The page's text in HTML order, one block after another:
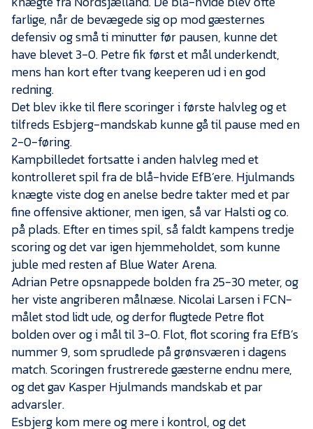
farlige, når de bevægede sig op mod gæsternes
defensiv og små ti minutter før pausen, kunne det
have blevet 3-0. Petre fik først et mål underkendt,
mens han kort efter tvang keeperen ud i en god
redning.
Det blev ikke til flere scoringer i første halvleg og et
tilfreds Esbjerg-mandskab kunne gå til pause med en
2-0-føring.
Kampbilledet fortsatte i anden halvleg med et
kontrolleret spil fra de blå-hvide EfB’ere. Hjulmands
knægte viste dog en anelse bedre takter med et par
fine offensive aktioner, men igen, så var Halsti og co.
på plads. Efter en times spil, så faldt kampens tredje
scoring og det var igen hjemmeholdet, som kunne
juble med resten af Blue Water Arena.
Adrian Petre opsnappede bolden fra 25-30 meter, og
her viste angriberen målnæse. Nicolai Larsen i FCN-
målet stod lidt ude, og derfor flugtede Petre flot
bolden over og i mål til 3-0. Flot, flot scoring fra EfB’s
nummer 9, som sprudlede på grønsværen i dagens
match. Scoringen frustrerede gæsterne endnu mere,
og det gav Kasper Hjulmands mandskab et par
advarsler.
Esbjerg kom mere og mere i kontrol, og det